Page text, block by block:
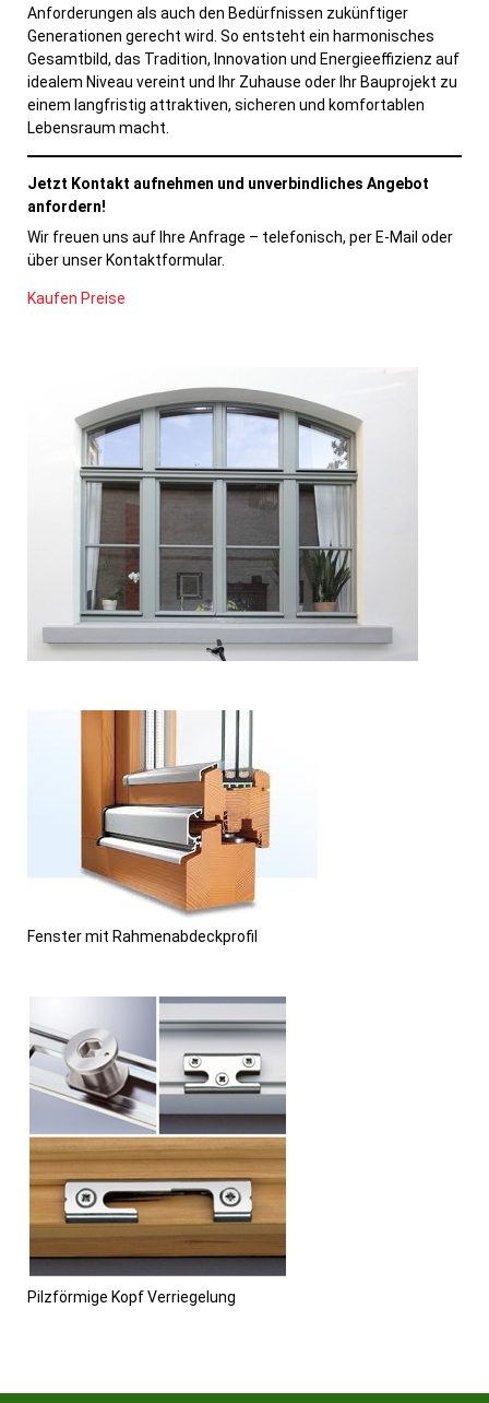
Anforderungen als auch den Bedürfnissen zukünftiger
Generationen gerecht wird. So entsteht ein harmonisches
Gesamtbild, das Tradition, Innovation und Energieeffizienz auf
idealem Niveau vereint und Ihr Zuhause oder Ihr Bauprojekt zu
einem langfristig attraktiven, sicheren und komfortablen
Lebensraum macht.
Jetzt Kontakt aufnehmen und unverbindliches Angebot
anfordern!
Wir freuen uns auf Ihre Anfrage – telefonisch, per E-Mail oder
über unser Kontaktformular.
Kaufen Preise
Fenster mit Rahmenabdeckprofil
Pilzförmige Kopf Verriegelung